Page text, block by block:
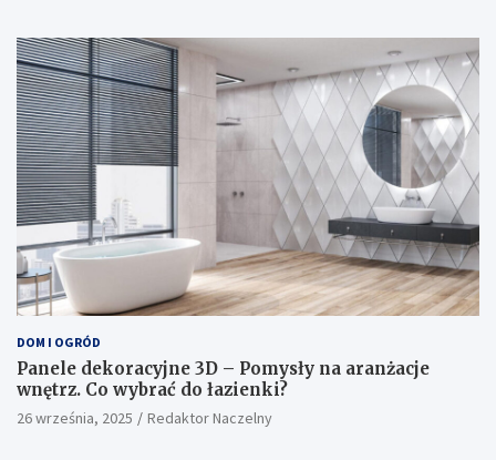
DOM I OGRÓD
Panele dekoracyjne 3D – Pomysły na aranżacje
wnętrz. Co wybrać do łazienki?
26 września, 2025 Redaktor Naczelny